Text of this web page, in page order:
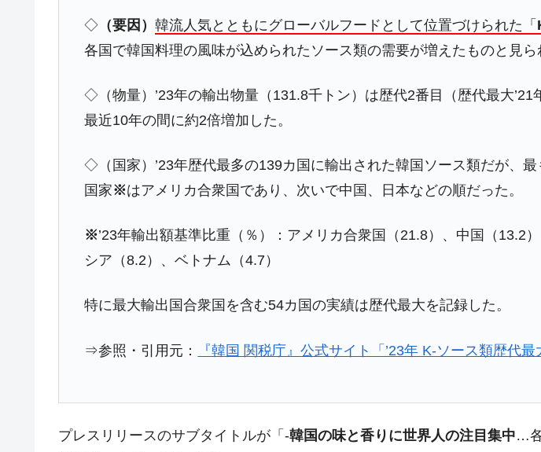
発動！
『Money1』 IT産業は人を雇用する効果は低い。全産業の半分未満しか雇用を生まない
『Money1』 韓国株式市場･暗黒の火曜日。サーキットブレイカーも発動！ 半導体2銘
『Money1』 韓国･カードローン金利「15％」突破！
えない
日本の誇る海洋資源調査船『白嶺』は先進技術の塊！
Fact1 夏の甲子園、優勝校を最も多く輩出している都道府県とは？
Fact1 奇跡の毛色「白毛馬」とは？
Fact1 発表から2日で大崩壊、鳴かず飛ばずに終わりそうなスーパーリーグとは？
◇ （要因）韓流人気とともにグローバルフードとして位置づけられた「
各国で韓国料理の風味が込められたソース類の需要が増えたものと見ら
◇（物量）’23年の輸出物量（131.8千トン）は歴代2番目（歴代最大’21
最近10年の間に約2倍増加した。
◇（国家）’23年歴代最多の139カ国に輸出された韓国ソース類だが、最
国家※はアメリカ合衆国であり、次いで中国、日本などの順だった。
※’23年輸出額基準比重（％）：アメリカ合衆国（21.8）、中国（13.2
シア（8.2）、ベトナム（4.7）
特に最大輸出国合衆国を含む54カ国の実績は歴代最大を記録した。
⇒参照・引用元： 『韓国 関税庁』公式サイト「’23年 K-ソース類歴代最
プレスリリースのサブタイトルが「-韓国の味と香りに世界人の注目集中…